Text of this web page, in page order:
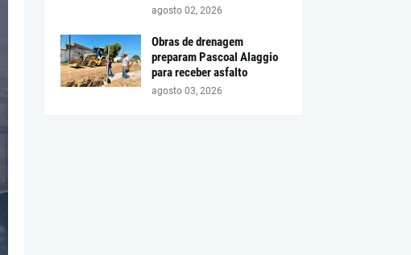
agosto 02, 2026
Obras de drenagem
preparam Pascoal Alaggio
para receber asfalto
agosto 03, 2026